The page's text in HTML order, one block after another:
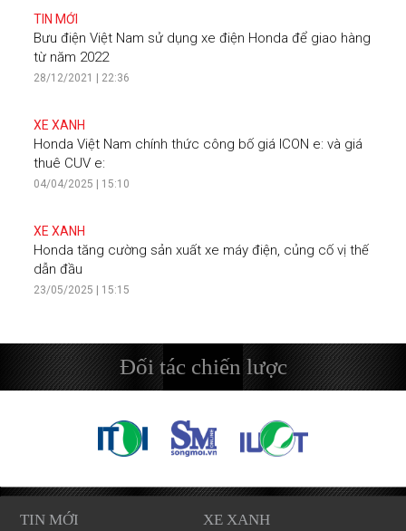
TIN MỚI
Bưu điện Việt Nam sử dụng xe điện Honda để giao hàng
từ năm 2022
28/12/2021 | 22:36
XE XANH
Honda Việt Nam chính thức công bố giá ICON e: và giá
thuê CUV e:
04/04/2025 | 15:10
XE XANH
Honda tăng cường sản xuất xe máy điện, củng cố vị thế
dẫn đầu
23/05/2025 | 15:15
Đối tác chiến lược
TIN MỚI XE XANH